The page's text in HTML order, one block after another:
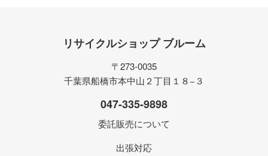
リサイクルショップ ブルーム
〒273-0035
千葉県船橋市本中山２丁目１８−３
047-335-9898
委託販売について
出張対応